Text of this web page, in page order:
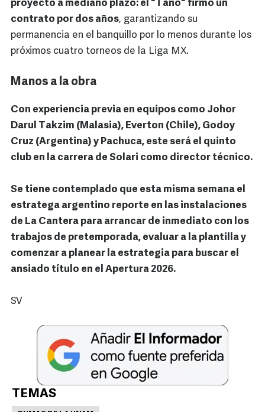
proyecto a mediano plazo: el "Tano" firmó un
contrato por dos años, garantizando su
permanencia en el banquillo por lo menos durante los
próximos cuatro torneos de la Liga MX.
Manos a la obra
Con experiencia previa en equipos como Johor
Darul Takzim (Malasia), Everton (Chile), Godoy
Cruz (Argentina) y Pachuca, este será el quinto
club en la carrera de Solari como director técnico.
Se tiene contemplado que esta misma semana el
estratega argentino reporte en las instalaciones
de La Cantera para arrancar de inmediato con los
trabajos de pretemporada, evaluar a la plantilla y
comenzar a planear la estrategia para buscar el
ansiado título en el Apertura 2026.
SV
TEMAS